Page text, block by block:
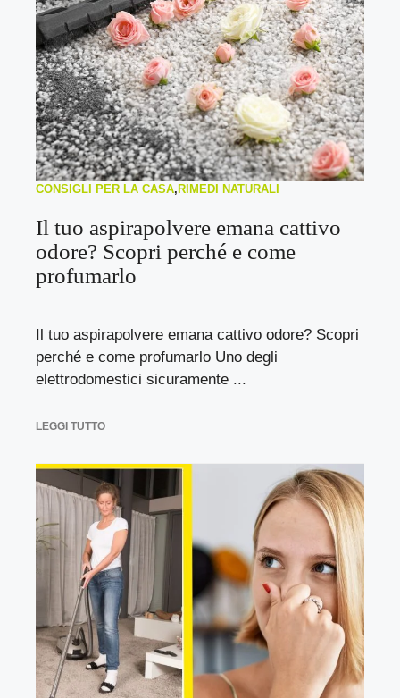
CONSIGLI PER LA CASA, RIMEDI NATURALI
Il tuo aspirapolvere emana cattivo
odore? Scopri perché e come
profumarlo
Il tuo aspirapolvere emana cattivo odore? Scopri
perché e come profumarlo Uno degli
elettrodomestici sicuramente ...
LEGGI TUTTO